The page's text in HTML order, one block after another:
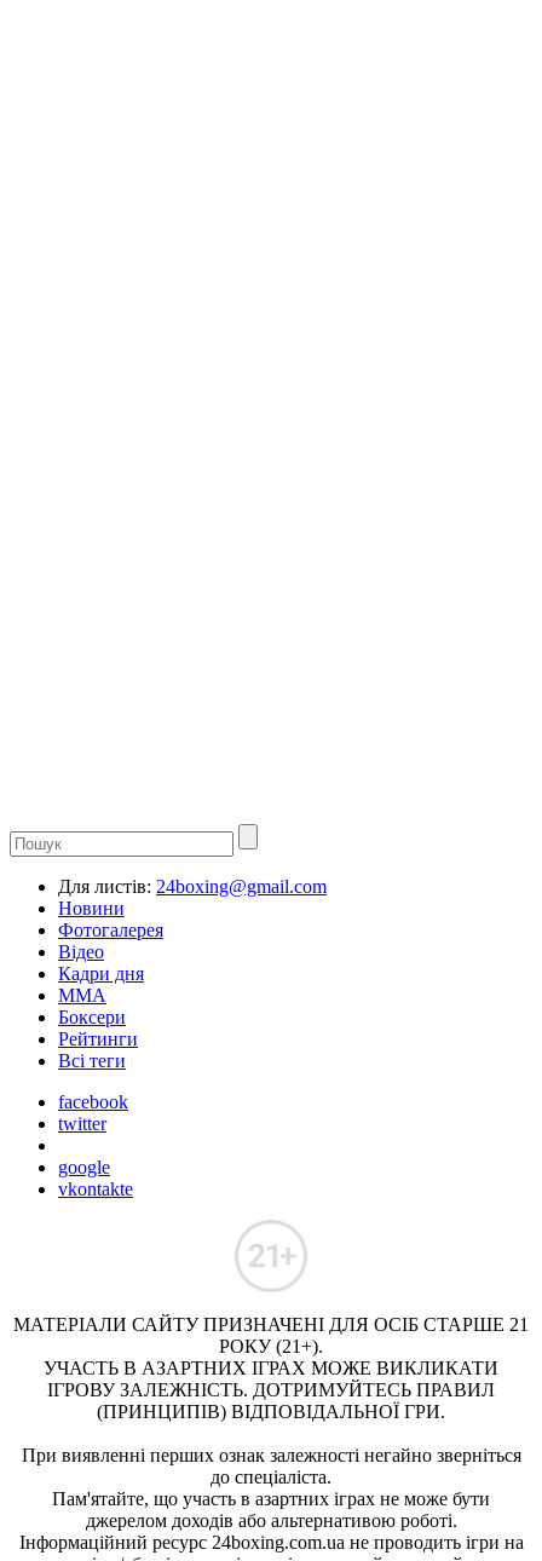
Для листів: 24boxing@gmail.com
Новини
Фотогалерея
Відео
Кадри дня
ММА
Боксери
Рейтинги
Всі теги
facebook
twitter
google
vkontakte
МАТЕРІАЛИ САЙТУ ПРИЗНАЧЕНІ ДЛЯ ОСІБ СТАРШЕ 21
РОКУ (21+).
УЧАСТЬ В АЗАРТНИХ ІГРАХ МОЖЕ ВИКЛИКАТИ
ІГРОВУ ЗАЛЕЖНІСТЬ. ДОТРИМУЙТЕСЬ ПРАВИЛ
(ПРИНЦИПІВ) ВІДПОВІДАЛЬНОЇ ГРИ.
При виявленні перших ознак залежності негайно зверніться
до спеціаліста.
Пам'ятайте, що участь в азартних іграх не може бути
джерелом доходів або альтернативою роботі.
Інформаційний ресурс 24boxing.com.ua не проводить ігри на